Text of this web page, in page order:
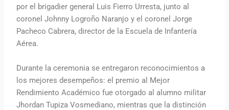
por el brigadier general Luis Fierro Urresta, junto al
coronel Johnny Logroño Naranjo y el coronel Jorge
Pacheco Cabrera, director de la Escuela de Infantería
Aérea.
Durante la ceremonia se entregaron reconocimientos a
los mejores desempeños: el premio al Mejor
Rendimiento Académico fue otorgado al alumno militar
Jhordan Tupiza Vosmediano, mientras que la distinción